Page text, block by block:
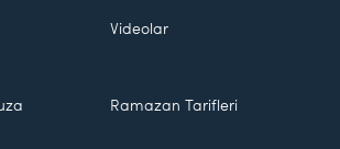
Videolar
Ramazan Tarifleri